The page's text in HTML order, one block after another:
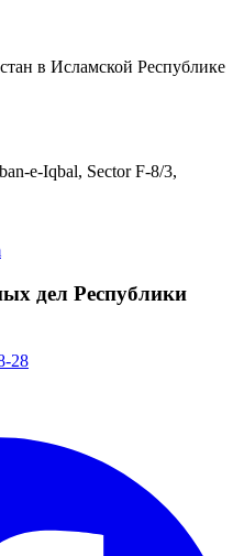
в Исламской Республике
e-Iqbal, Sector F-8/3,
дел Республики
28